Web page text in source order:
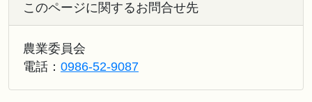
このページに関するお問合せ先
農業委員会
電話： 0986-52-9087